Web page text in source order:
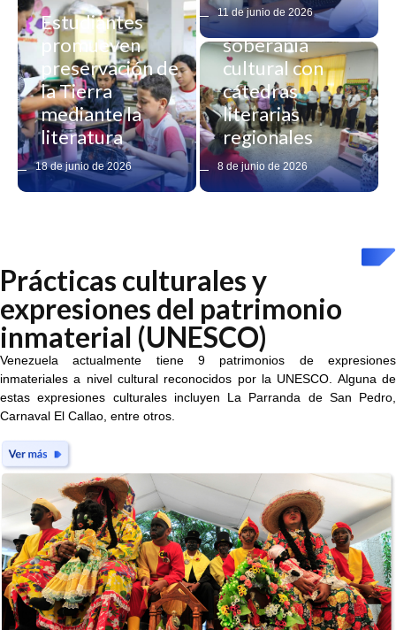
Estudiantes
promueven
preservación de
la Tierra
mediante la
literatura
18 de junio de 2026
11 de junio de 2026
Cenal impulsa la
soberanía
cultural con
cátedras
literarias
regionales
8 de junio de 2026
Prácticas culturales y
expresiones del patrimonio
inmaterial (UNESCO)
Venezuela actualmente tiene 9 patrimonios de expresiones
inmateriales a nivel cultural reconocidos por la UNESCO. Alguna de
estas expresiones culturales incluyen La Parranda de San Pedro,
Carnaval El Callao, entre otros.